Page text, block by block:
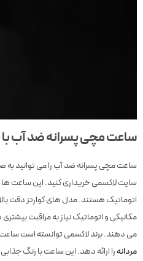
ساعت مچی پسرانه ضد آب با
ساعت مچی پسرانه ضد آب را می توانید به
سایت لاکسمی خریداری کنید. این ساعت ها
اتوماتیک هستند. مدل های کوارتز دقت
مکانیکی و اتوماتیک نیاز به مراقبت بیشتری
می دهند. برند لاکسمی توانسته است
مردانهرا ارائه دهد. این ساعت با رنگ